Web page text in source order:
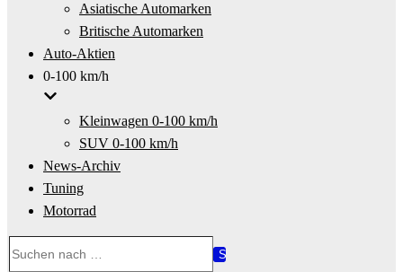
Asiatische Automarken
Britische Automarken
Auto-Aktien
0-100 km/h
Kleinwagen 0-100 km/h
SUV 0-100 km/h
News-Archiv
Tuning
Motorrad
nach …